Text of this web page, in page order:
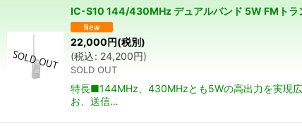
表示数:
並び順
IC-S10 144/430MHz デュアルバンド 5W FMトラ
22,000円(税別)
(税込: 24,200円)
SOLD OUT
特長■144MHz、430MHzとも5Wの高出力を実現
お、送信…